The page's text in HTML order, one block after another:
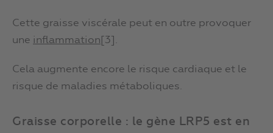
Cette graisse viscérale peut en outre provoquer
une inflammation [3].
Cela augmente encore le risque cardiaque et le
risque de maladies métaboliques.
Graisse corporelle : le gène LRP5 est en